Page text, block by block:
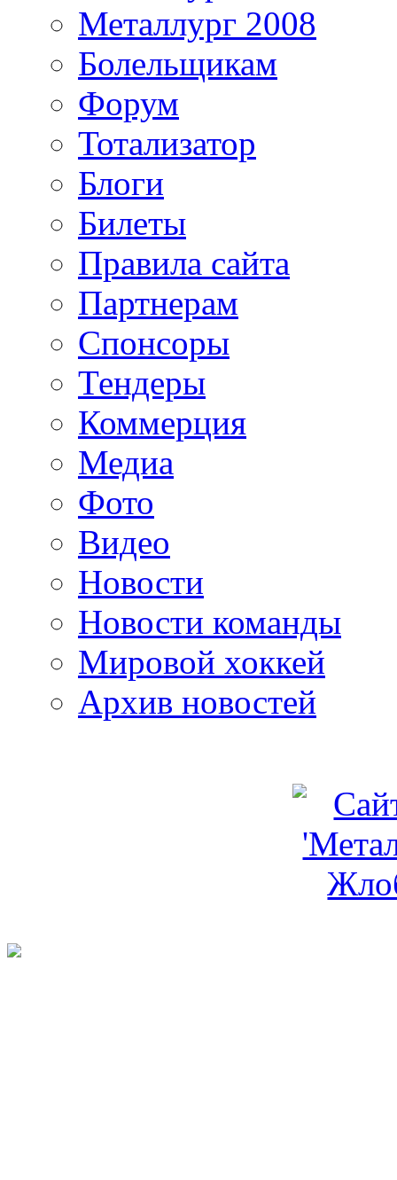
Металлург 2008
Болельщикам
Форум
Тотализатор
Блоги
Билеты
Правила сайта
Партнерам
Спонсоры
Тендеры
Коммерция
Медиа
Фото
Видео
Новости
Новости команды
Мировой хоккей
Архив новостей